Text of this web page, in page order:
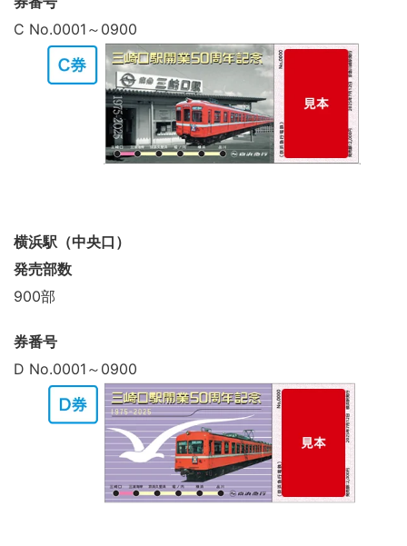
C No.0001～0900
横浜駅（中央口）
発売部数
900部
券番号
D No.0001～0900